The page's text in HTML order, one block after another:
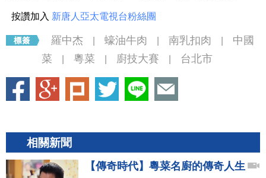
按讚加入 新唐人亞太電視台粉絲團
羅中杰 蠔油牛肉 南乳扣肉
中國
菜
粵菜 廚技大賽 台北市
相關新聞
【傳奇時代】粵菜名廚的傳奇人生